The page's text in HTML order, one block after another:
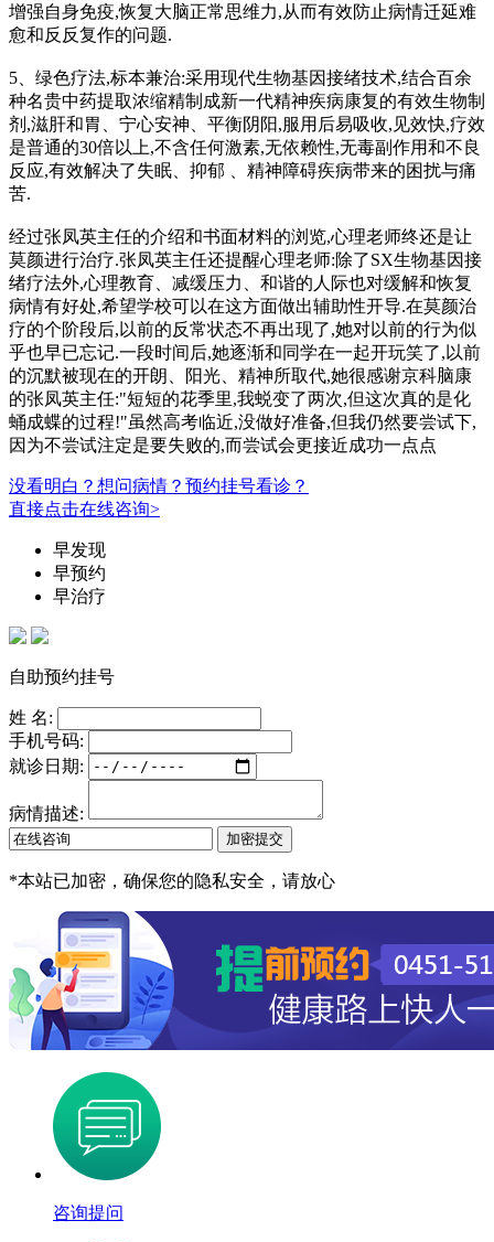
增强自身免疫,恢复大脑正常思维力,从而有效防止病情迁延难
愈和反反复作的问题.
5、绿色疗法,标本兼治:采用现代生物基因接绪技术,结合百余
种名贵中药提取浓缩精制成新一代精神疾病康复的有效生物制
剂,滋肝和胃、宁心安神、平衡阴阳,服用后易吸收,见效快,疗效
是普通的30倍以上,不含任何激素,无依赖性,无毒副作用和不良
反应,有效解决了失眠、抑郁 、精神障碍疾病带来的困扰与痛
苦.
经过张凤英主任的介绍和书面材料的浏览,心理老师终还是让
莫颜进行治疗.张凤英主任还提醒心理老师:除了SX生物基因接
绪疗法外,心理教育、减缓压力、和谐的人际也对缓解和恢复
病情有好处,希望学校可以在这方面做出辅助性开导.在莫颜治
疗的个阶段后,以前的反常状态不再出现了,她对以前的行为似
乎也早已忘记.一段时间后,她逐渐和同学在一起开玩笑了,以前
的沉默被现在的开朗、阳光、精神所取代,她很感谢京科脑康
的张凤英主任:"短短的花季里,我蜕变了两次,但这次真的是化
蛹成蝶的过程!"虽然高考临近,没做好准备,但我仍然要尝试下,
因为不尝试注定是要失败的,而尝试会更接近成功一点点
没看明白？想问病情？预约挂号看诊？
直接点击在线咨询>
早发现
早预约
早治疗
自助预约挂号
姓 名:
手机号码:
就诊日期:
病情描述:
*本站已加密，确保您的隐私安全，请放心
咨询提问